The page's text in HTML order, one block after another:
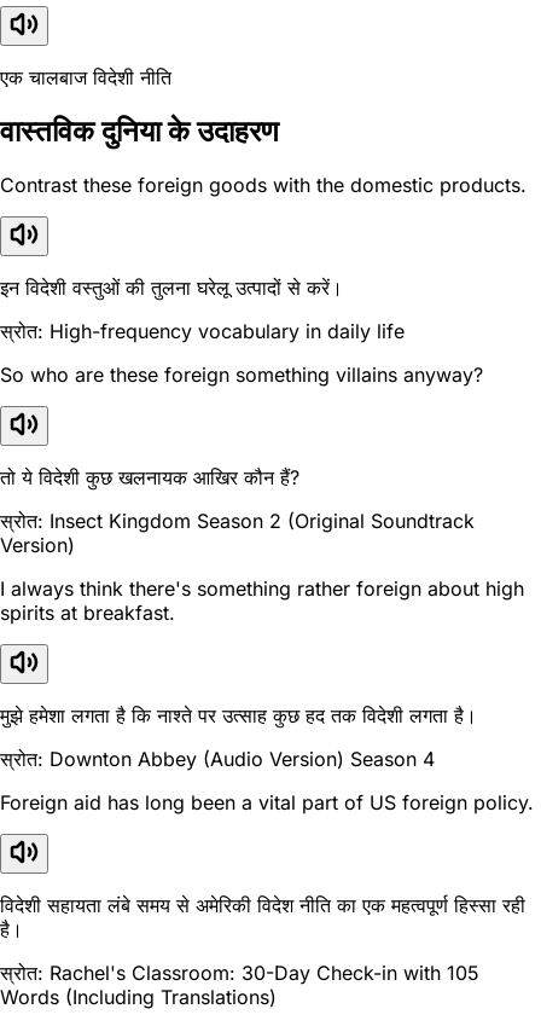
एक चालबाज विदेशी नीति
वास्तविक दुनिया के उदाहरण
Contrast these foreign goods with the domestic products.
इन विदेशी वस्तुओं की तुलना घरेलू उत्पादों से करें।
स्रोत: High-frequency vocabulary in daily life
So who are these foreign something villains anyway?
तो ये विदेशी कुछ खलनायक आखिर कौन हैं?
स्रोत: Insect Kingdom Season 2 (Original Soundtrack
Version)
I always think there's something rather foreign about high
spirits at breakfast.
मुझे हमेशा लगता है कि नाश्ते पर उत्साह कुछ हद तक विदेशी लगता है।
स्रोत: Downton Abbey (Audio Version) Season 4
Foreign aid has long been a vital part of US foreign policy.
विदेशी सहायता लंबे समय से अमेरिकी विदेश नीति का एक महत्वपूर्ण हिस्सा रही
है।
स्रोत: Rachel's Classroom: 30-Day Check-in with 105
Words (Including Translations)